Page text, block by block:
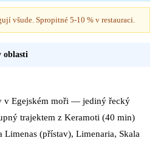
všude. Spropitné 5-10 % v restauraci.
oblasti
v Egejském moři — jediný řecký
trajektem z Keramoti (40 min)
(přístav), Limenaria, Skala